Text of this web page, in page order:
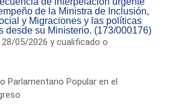
de la Ministra de Inclusión,
y Migraciones y las políticas
desde su Ministerio. (173/000176)
05/2026 y cualificado o
Parlamentario Popular en el